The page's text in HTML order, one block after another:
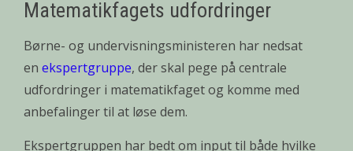
Matematikfagets udfordringer
Børne- og undervisningsministeren har nedsat
en ekspertgruppe, der skal pege på centrale
udfordringer i matematikfaget og komme med
anbefalinger til at løse dem.
Ekspertgruppen har bedt om input til både hvilke